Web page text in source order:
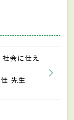
会に仕え
先生